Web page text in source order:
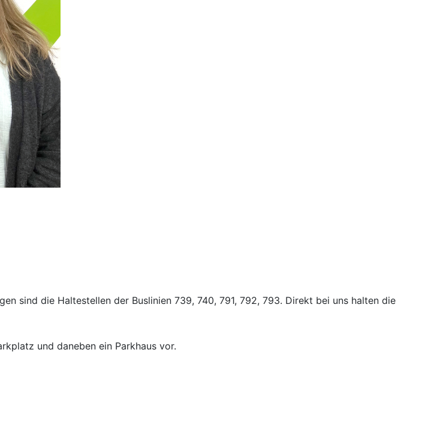
sind die Haltestellen der Buslinien 739, 740, 791, 792, 793. Direkt bei uns halten die
und daneben ein Parkhaus vor.